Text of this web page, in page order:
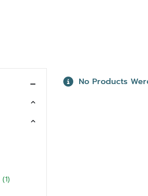
No Products
(1)